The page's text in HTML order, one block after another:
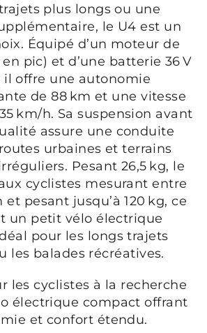
plus longs ou une
le U4 est un
Équipé d’un moteur de
pic) et d’une batterie 36 V
il offre une autonomie
de 88 km et une vitesse
km/h. Sa suspension avant
assure une conduite
urbaines et terrains
Pesant 26,5 kg, le
cyclistes mesurant entre
et pesant jusqu’à 120 kg, ce
un petit vélo électrique
pour les longs trajets
les balades récréatives.
les cyclistes à la recherche
électrique compact offrant
et confort étendu.